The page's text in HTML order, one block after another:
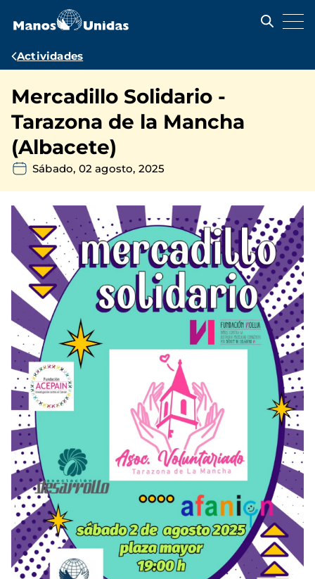
contenido
Ruta
navegación
Actividades
Mercadillo Solidario -
Tarazona de la Mancha
(Albacete)
Sábado, 02 agosto, 2025